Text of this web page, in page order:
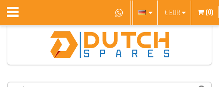
€ EUR (0)